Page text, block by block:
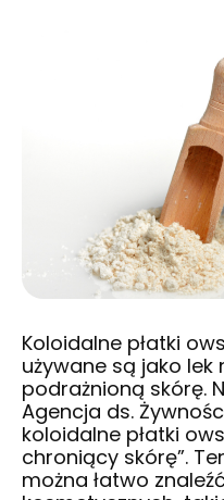
Koloidalne płatki
używane są jako
podrażnioną skórę.
Agencja ds.
koloidalne płatki
chroniący skórę”.
można łatwo